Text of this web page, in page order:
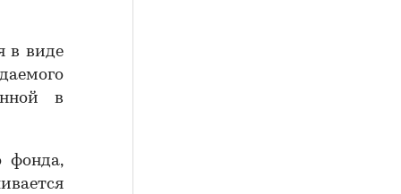
в виде
в
фонда,